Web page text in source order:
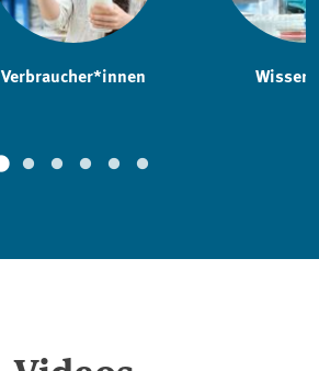
Verbraucher*innen